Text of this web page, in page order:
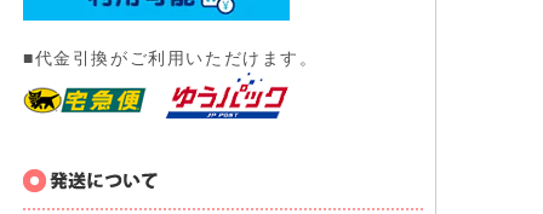
■代金引換がご利用いただけます。